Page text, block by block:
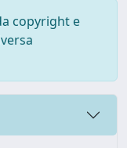
copyright e